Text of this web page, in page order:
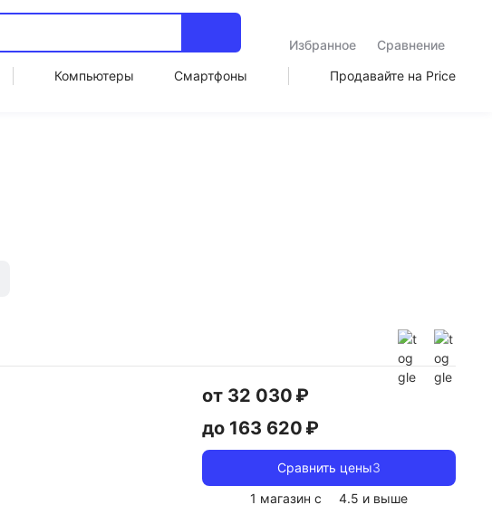
Избранное
Сравнение
Компьютеры Смартфоны Продавайте на Price
от 32 030 ₽
до 163 620 ₽
Сравнить цены3
1 магазин с
4.5 и выше